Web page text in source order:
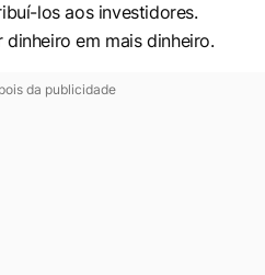
los aos investidores.
em mais dinheiro.
da publicidade